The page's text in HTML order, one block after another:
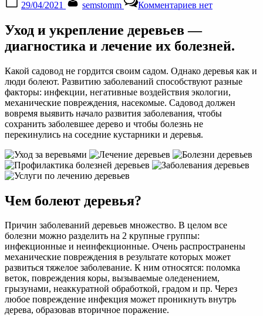
on
29/04/2021 semstomm Комментариевзаписи
и
укрепление
деревьев
диагностика
и
лечение
их
болезней
нет
Уход и укрепление деревьев —
диагностика и лечение их болезней.
Какой садовод не гордится своим садом. Однако деревья как и
люди болеют. Развитию заболеваний способствуют разные
факторы: инфекции, негативные воздействия экологии,
механические повреждения, насекомые. Садовод должен
вовремя выявить начало развития заболевания, чтобы
сохранить заболевшее дерево и чтобы болезнь не
перекинулись на соседние кустарники и деревья.
Чем болеют деревья?
Причин заболеваний деревьев множество. В целом все
болезни можно разделить на 2 крупные группы:
инфекционные и неинфекционные. Очень распространены
механические повреждения в результате которых может
развиться тяжелое заболевание. К ним относятся: поломка
веток, повреждения коры, вызываемые оледенением,
грызунами, неаккуратной обработкой, градом и пр. Через
любое повреждение инфекция может проникнуть внутрь
дерева, образовав вторичное поражение.